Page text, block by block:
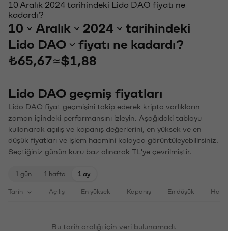
10 Aralık 2024 tarihindeki Lido DAO fiyatı ne
kadardı?
10 Aralık 2024
tarihindeki
Lido DAO
fiyatı ne kadardı?
₺65,67≈$1,88
Lido DAO geçmiş fiyatları
Lido DAO fiyat geçmişini takip ederek kripto varlıkların
zaman içindeki performansını izleyin. Aşağıdaki tabloyu
kullanarak açılış ve kapanış değerlerini, en yüksek ve en
düşük fiyatları ve işlem hacmini kolayca görüntüleyebilirsiniz.
Seçtiğiniz günün kuru baz alınarak TL'ye çevrilmiştir.
1 gün 1 hafta 1 ay
Tarih Açılış En yüksek Kapanış En düşük
Bu tarih aralığı için veri bulunamadı.